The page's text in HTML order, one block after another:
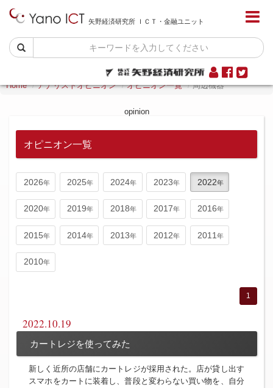
矢野経済研究所 ＩＣＴ・金融ユニット
Home アナリストオピニオン オピニオン一覧 周辺機器
opinion
オピニオン一覧
2026 2025 2024 2023 2022
2020 2019 2018 2017 2016
2015 2014 2013 2012 2011
2010
1
2022.10.19
カートレジを使ってみた
新しく近所の店舗にカートレジが採用された。店が貸し出す
スマホをカートに装着し、普段と変わらない買い物を、自分